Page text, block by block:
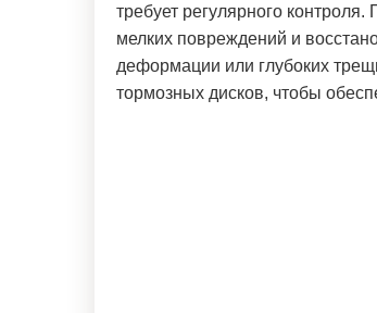
требует регулярного
мелких повреждений и
деформации или глубоких
тормозных дисков, чтобы